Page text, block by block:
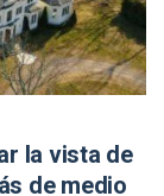
la vista de
de medio